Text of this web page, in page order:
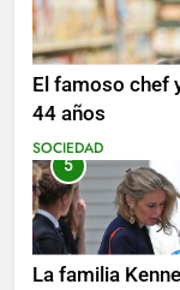
El famoso chef
44 años
SOCIEDAD
5
La familia